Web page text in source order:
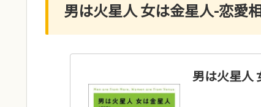
男は火星人 女は金星人-恋愛
男は火星人